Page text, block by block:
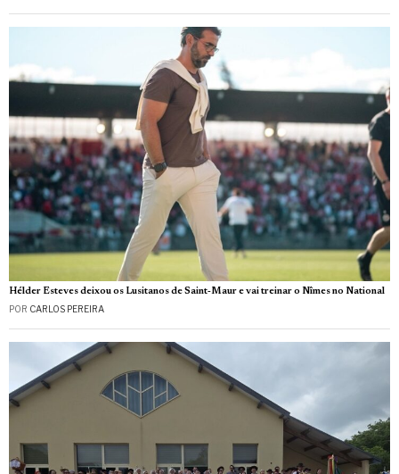
Hélder Esteves deixou os Lusitanos de Saint‑Maur e vai treinar o Nîmes no National
POR CARLOS PEREIRA